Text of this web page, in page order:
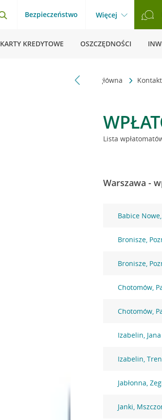
Bezpieczeństwo Więcej
KARTY KREDYTOWE OSZCZĘDNOŚCI
Strona główna
Lista
Warszawa -
Babice
Bronisze,
Bronisze,
Chotomów,
Chotomów,
Izabelin,
Izabelin,
Jabłonna,
Janki,